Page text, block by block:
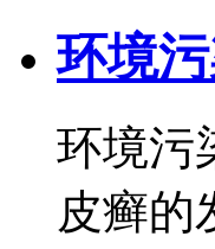
环境
环境污
皮癣的